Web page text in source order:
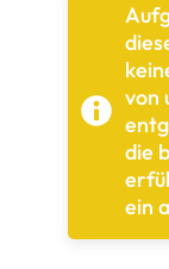
von
die
ein